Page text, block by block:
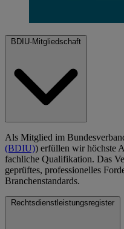
BDIU-Mitgliedschaft
Als Mitglied im
(BDIU)) erfüllen wir höchste
fachliche Qualifikation. Das
geprüftes, professionelles
Branchenstandards.
Rechtsdienstleistungsregister